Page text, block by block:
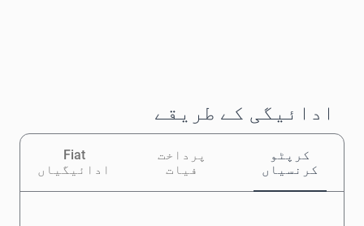
ادائیگی کے طریقے
کرپٹو
کرنسیاں
پرداخت
فیات
Fiat
ادائیگیاں